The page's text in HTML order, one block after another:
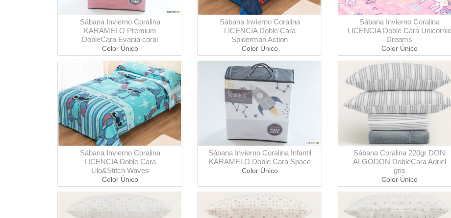
Sábana Invierno Coralina
KARAMELO Premium
DobleCara Evania coral
Color Único
Sábana Invierno Coralina
LICENCIA Doble Cara
Spiderman Action
Color Único
Sábana Invierno Coralina
LICENCIA Doble Cara Unicornio
Dreams
Color Único
Sábana Invierno Coralina
LICENCIA Doble Cara
Lilo&Stitch Waves
Color Único
Sábana Invierno Coralina Infantil
KARAMELO Doble Cara Space
Color Único
Sábana Coralina 220gr DON
ALGODON DobleCara Adriel
gris
Color Único